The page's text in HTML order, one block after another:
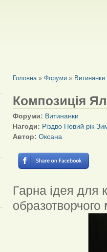
ВИ Є ТУТ
Головна» Форуми » Витинанки
Композиція
Форуми: Витинанки
Нагоди: Різдво Новий рік
Автор: Оксана
Гарна ідея для